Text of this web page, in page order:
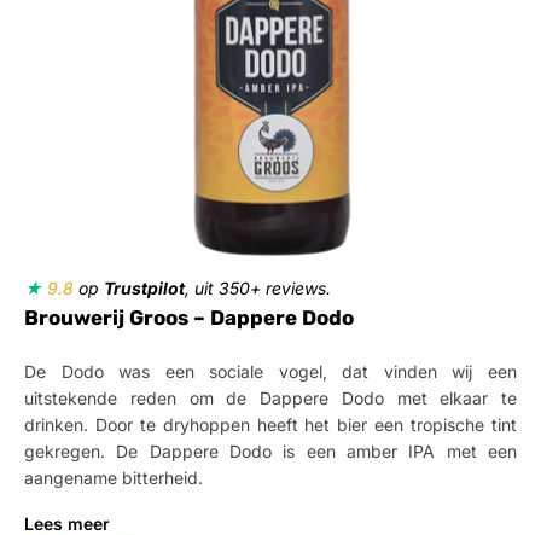
★ 9.8 op Trustpilot, uit 350+ reviews.
Brouwerij Groos – Dappere Dodo
De Dodo was een sociale vogel, dat vinden wij een
uitstekende reden om de Dappere Dodo met elkaar te
drinken. Door te dryhoppen heeft het bier een tropische tint
gekregen. De Dappere Dodo is een amber IPA met een
aangename bitterheid.
Lees meer